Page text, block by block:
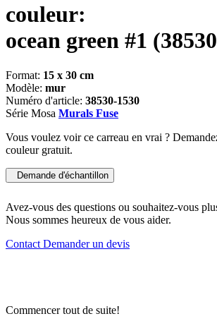
couleur:
ocean green #1
Format: 15 x 30 cm
Modèle: mur
Numéro d'article: 38530-1530
Série Mosa Murals Fuse
Vous voulez voir ce carreau en vrai ?
couleur gratuit.
Demande d'échantillon
Avez-vous des questions ou souhaitez-vous
Nous sommes heureux de vous aider.
Contact Demander un devis
Commencer tout de suite!